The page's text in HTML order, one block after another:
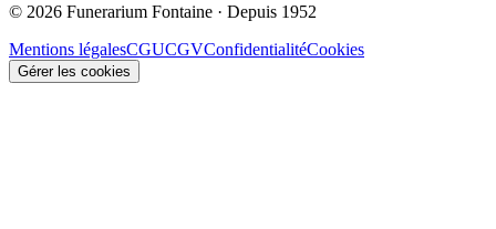
© 2026 Funerarium Fontaine · Depuis 1952
Mentions légalesCGUCGVConfidentialitéCookies
Gérer les cookies